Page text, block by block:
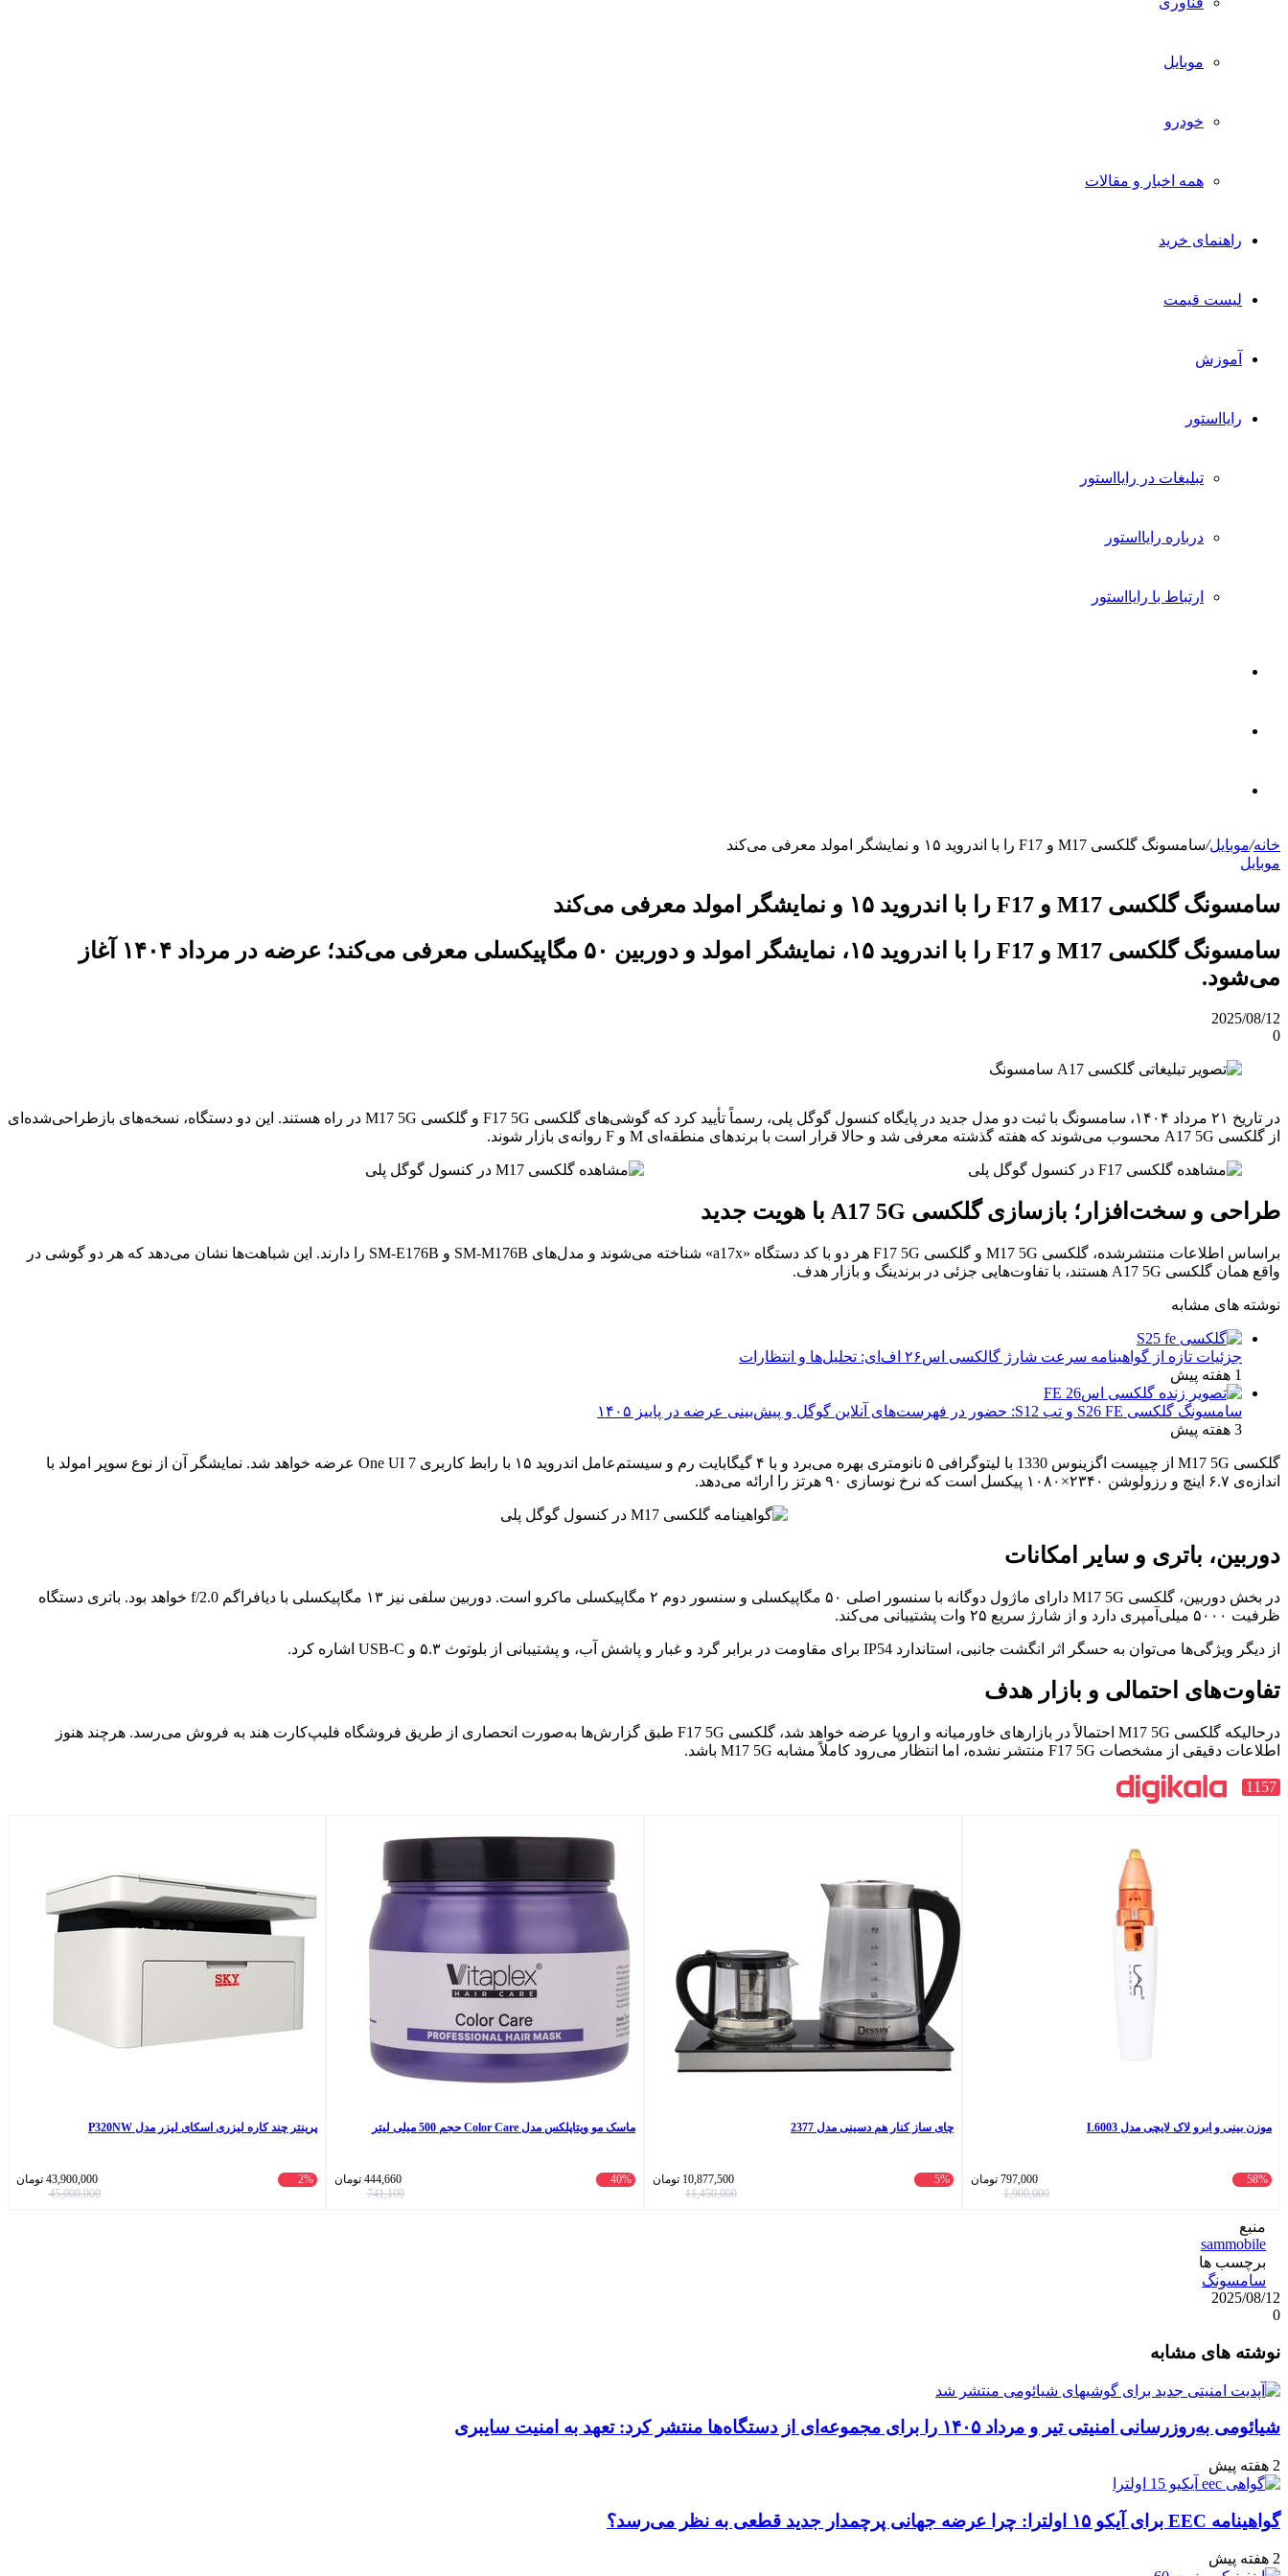
موبایل
خودرو
همه اخبار و مقالات
راهنمای خرید
لیست قیمت
آموزش
رایااستور
تبلیغات در رایااستور
درباره رایااستور
ارتباط با رایااستور
برای خانه/موبایل/سامسونگ گلکسی M17 و F17 را با اندروید ۱۵ و نمایشگر امولد معرفی می‌کند
موبایل
سامسونگ گلکسی M17 و F17 را با اندروید ۱۵ و نمایشگر امولد معرفی می‌کند
سامسونگ گلکسی M17 و F17 را با اندروید ۱۵، نمایشگر امولد و دوربین ۵۰ مگاپیکسلی معرفی می‌کند؛ عرضه در مرداد ۱۴۰۴ آغاز
می‌شود.
2025/08/12
0
در تاریخ ۲۱ مرداد ۱۴۰۴، سامسونگ با ثبت دو مدل جدید در پایگاه کنسول گوگل پلی، رسماً تأیید کرد که گوشی‌های گلکسی F17 5G و گلکسی M17 5G در راه هستند. این دو دستگاه، نسخه‌های بازطراحی‌شده‌ای
از گلکسی A17 5G محسوب می‌شوند که هفته گذشته معرفی شد و حالا قرار است با برندهای منطقه‌ای M و F روانه‌ی بازار شوند.
طراحی و سخت‌افزار؛ بازسازی گلکسی A17 5G با هویت جدید
براساس اطلاعات منتشرشده، گلکسی M17 5G و گلکسی F17 5G هر دو با کد دستگاه «a17x» شناخته می‌شوند و مدل‌های SM-M176B و SM-E176B را دارند. این شباهت‌ها نشان می‌دهد که هر دو گوشی در
واقع همان گلکسی A17 5G هستند، با تفاوت‌هایی جزئی در برندینگ و بازار هدف.
نوشته های مشابه
جزئیات تازه از گواهینامه سرعت شارژ گالکسی اس۲۶ اف‌ای: تحلیل‌ها و انتظارات
1 هفته پیش
سامسونگ گلکسی S26 FE و تب S12: حضور در فهرست‌های آنلاین گوگل و پیش‌بینی عرضه در پاییز ۱۴۰۵
3 هفته پیش
گلکسی M17 5G از چیپست اگزینوس 1330 با لیتوگرافی ۵ نانومتری بهره می‌برد و با ۴ گیگابایت رم و سیستم‌عامل اندروید ۱۵ با رابط کاربری One UI 7 عرضه خواهد شد. نمایشگر آن از نوع سوپر امولد با
اندازه‌ی ۶.۷ اینچ و رزولوشن ۲۳۴۰×۱۰۸۰ پیکسل است که نرخ نوسازی ۹۰ هرتز را ارائه می‌دهد.
دوربین، باتری و سایر امکانات
در بخش دوربین، گلکسی M17 5G دارای ماژول دوگانه با سنسور اصلی ۵۰ مگاپیکسلی و سنسور دوم ۲ مگاپیکسلی ماکرو است. دوربین سلفی نیز ۱۳ مگاپیکسلی با دیافراگم f/2.0 خواهد بود. باتری دستگاه
ظرفیت ۵۰۰۰ میلی‌آمپری دارد و از شارژ سریع ۲۵ وات پشتیبانی می‌کند.
از دیگر ویژگی‌ها می‌توان به حسگر اثر انگشت جانبی، استاندارد IP54 برای مقاومت در برابر گرد و غبار و پاشش آب، و پشتیبانی از بلوتوث ۵.۳ و USB-C اشاره کرد.
تفاوت‌های احتمالی و بازار هدف
درحالیکه گلکسی M17 5G احتمالاً در بازارهای خاورمیانه و اروپا عرضه خواهد شد، گلکسی F17 5G طبق گزارش‌ها به‌صورت انحصاری از طریق فروشگاه فلیپ‌کارت هند به فروش می‌رسد. هرچند هنوز
اطلاعات دقیقی از مشخصات F17 5G منتشر نشده، اما انتظار می‌رود کاملاً مشابه M17 5G باشد.
1157
موزن بینی و ابرو لاک لایچی مدل L6003
58%
797,000 تومان
1,900,000
چای ساز کنار هم دسینی مدل 2377
5%
10,877,500 تومان
11,450,000
ماسک مو ویتاپلکس مدل Color Care حجم 500 میلی لیتر
40%
444,660 تومان
741,100
پرینتر چند کاره لیزری اسکای لیزر مدل P320NW
2%
43,900,000 تومان
45,000,000
منبع
sammobile
برچسب ها
سامسونگ
2025/08/12
0
آپ
گذاری
ایمیل
نوشته های مشابه
شیائومی به‌روزرسانی امنیتی تیر و مرداد ۱۴۰۵ را برای مجموعه‌ای از دستگاه‌ها منتشر کرد: تعهد به امنیت سایبری
2 هفته پیش
گواهینامه EEC برای آیکو ۱۵ اولترا: چرا عرضه جهانی پرچمدار جدید قطعی به نظر می‌رسد؟
2 هفته پیش